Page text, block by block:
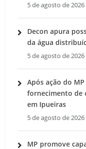
5 de agosto de 2026
Decon apura
da água
5 de agosto de 2026
Após ação do
fornecimento de
em Ipueiras
5 de agosto de 2026
MP promove